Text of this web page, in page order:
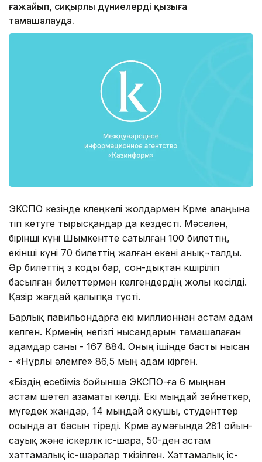
ғажайып, сиқырлы дүниелерді қызыға
тамашалауда.
ЭКСПО кезінде көлеңкелі жолдармен Көрме алаңына
өтіп кетуге тырысқандар да кездесті. Мәселен,
бірінші күні Шымкентте сатылған 100 билеттің,
екінші күні 70 билеттің жалған екені анық¬талды.
Әр билеттің өз коды бар, сон-дықтан көшіріліп
басылған билеттермен келгендердің жолы кесілді.
Қазір жағдай қалыпқа түсті.
Барлық павильондарға екі миллионнан астам адам
келген. Көрменің негізгі нысандарын тамашалаған
адамдар саны - 167 884. Оның ішінде басты нысан
- «Нұрлы әлемге» 86,5 мың адам кірген.
«Біздің есебіміз бойынша ЭКСПО-ға 6 мыңнан
астам шетел азаматы келді. Екі мыңдай зейнеткер,
мүгедек жандар, 14 мыңдай оқушы, студенттер
осында ат басын тіреді. Көрме аумағында 281 ойын-
сауық және іскерлік іс-шара, 50-ден астам
хаттамалық іс-шаралар өткізілген. Хаттамалық іс-